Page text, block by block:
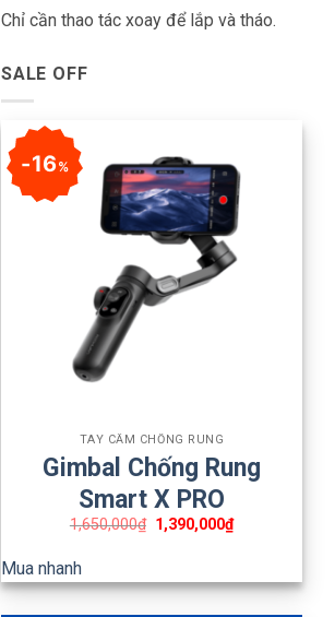
Chỉ cần thao tác xoay để lắp và tháo.
SALE OFF
16%
TAY CẦM CHỐNG RUNG
Gimbal Chống Rung
Smart X PRO
1,650,000₫ 1,390,000₫
Mua nhanh